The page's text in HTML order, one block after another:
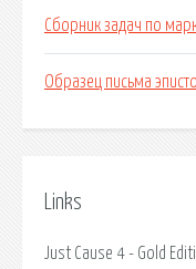
Сборник задач по
Образец письма
Links
Just Cause 4 - Gold